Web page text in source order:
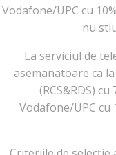
Vodafone/UPC cu
nu
La serviciul de
asemanatoare ca
(RCS&RDS)
Vodafone/UPC cu